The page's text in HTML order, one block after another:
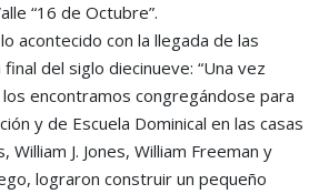
“16 de Octubre”.
acontecido con la llegada de las
del siglo diecinueve: “Una vez
encontramos congregándose para
y de Escuela Dominical en las casas
William J. Jones, William Freeman y
lograron construir un pequeño